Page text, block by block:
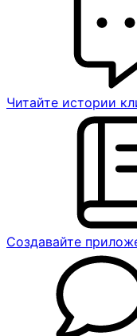
Читайте истории
Создавайте